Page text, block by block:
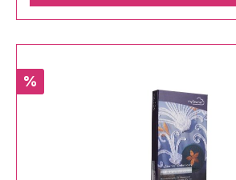
Rabatt
%